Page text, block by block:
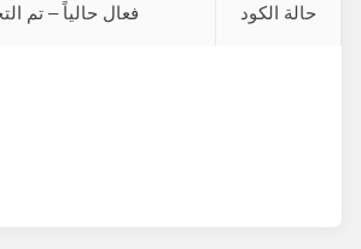
حالة الكود فعال حالياً – تم